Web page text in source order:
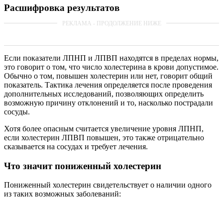
Расшифровка результатов
Если показатели ЛПНП и ЛПВП находятся в пределах нормы,
это говорит о том, что число холестерина в крови допустимое.
Обычно о том, повышен холестерин или нет, говорит общий
показатель. Тактика лечения определяется после проведения
дополнительных исследований, позволяющих определить
возможную причину отклонений и то, насколько пострадали
сосуды.
Хотя более опасным считается увеличение уровня ЛПНП,
если холестерин ЛПВП повышен, это также отрицательно
сказывается на сосудах и требует лечения.
Что значит пониженный холестерин
Пониженный холестерин свидетельствует о наличии одного
из таких возможных заболеваний: